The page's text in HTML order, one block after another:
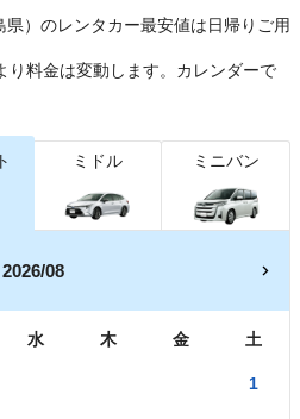
）のレンタカー最安値は日帰り ご用
り料金は変動します。カレンダーで
ミドル ミニバン
2026/08
水 木 金 土
1